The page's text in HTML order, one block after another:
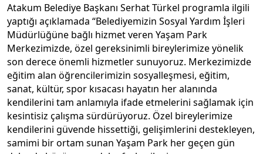
Atakum Belediye Başkanı Serhat Türkel programla ilgili
yaptığı açıklamada “Belediyemizin Sosyal Yardım İşleri
Müdürlüğüne bağlı hizmet veren Yaşam Park
Merkezimizde, özel gereksinimli bireylerimize yönelik
son derece önemli hizmetler sunuyoruz. Merkezimizde
eğitim alan öğrencilerimizin sosyalleşmesi, eğitim,
sanat, kültür, spor kısacası hayatın her alanında
kendilerini tam anlamıyla ifade etmelerini sağlamak için
kesintisiz çalışma sürdürüyoruz. Özel bireylerimize
kendilerini güvende hissettiği, gelişimlerini destekleyen,
samimi bir ortam sunan Yaşam Park her geçen gün